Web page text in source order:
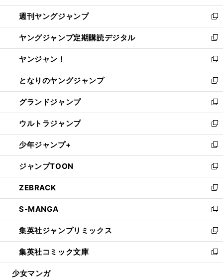
開
く
ウ
で
開
く
ン
ド
ウ
で
開
く
ウ
ィ
ン
ド
ウ
で
開
く
週刊ヤングジャンプ
新
し
い
ウ
ィ
ン
ド
ウ
で
開
く
ヤングジャンプ定期購読デジタル
新
し
い
ウ
ィ
ン
ド
ウ
で
開
く
ヤンジャン！
新
し
い
ウ
ィ
ン
ド
ウ
で
開
く
となりのヤングジャンプ
新
し
い
ウ
ィ
ン
ド
ウ
で
開
く
グランドジャンプ
新
し
い
ウ
ィ
ン
ド
ウ
で
開
く
ウルトラジャンプ
新
し
い
ウ
ィ
ン
ド
ウ
で
開
く
少年ジャンプ+
新
し
い
ウ
ィ
ン
ド
ウ
で
開
く
ジャンプTOON
新
し
い
ウ
ィ
ン
ド
ウ
で
開
ZEBRACK
新
し
い
ウ
ィ
ン
ド
ウ
S-MANGA
新
し
い
ウ
ィ
ン
集英社ジャンプリミックス
新
し
い
ウ
集英社コミック文庫
新
し
少女マンガ